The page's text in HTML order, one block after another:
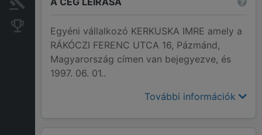
Konkurens cégek
Egyéni vállalkozó KERKUSKA IMRE amely a
RÁKÓCZI FERENC UTCA 16, Pázmánd,
Magyarország címen van bejegyezve, és
1997. 06. 01..
További információk